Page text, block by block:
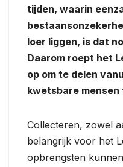
tijden, waarin
loer liggen, is dat
Daarom roept het
op om te delen
kwetsbare mensen
Collecteren, zowel
belangrijk voor het
opbrengsten